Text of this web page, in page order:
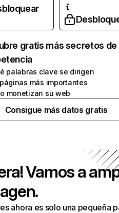
gratis más secretos de
palabras clave se dirigen
más importantes
monetizan su web
Consigue más datos gratis
Vamos a
ahora es solo una pequeña